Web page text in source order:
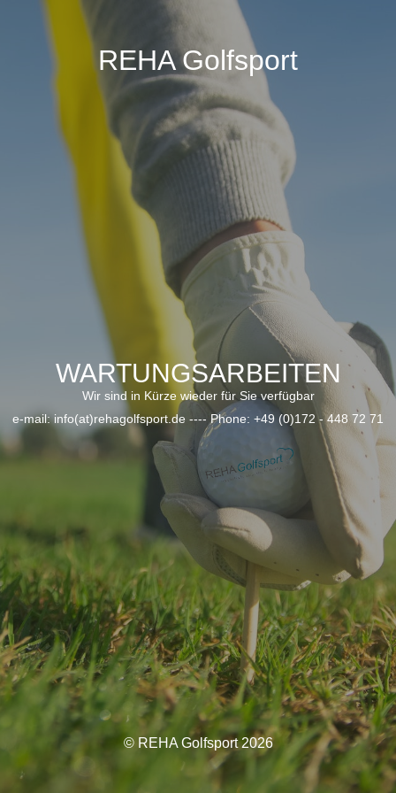
REHA Golfsport
WARTUNGSARBEITEN
Wir sind in Kürze wieder für Sie verfügbar
e-mail: info(at)rehagolfsport.de ---- Phone: +49 (0)172 - 448 72 71
© REHA Golfsport 2026